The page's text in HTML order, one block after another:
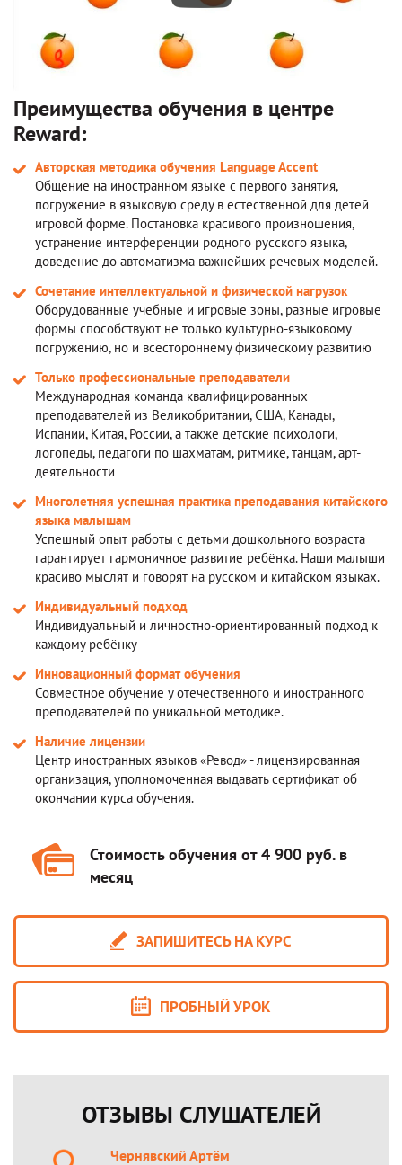
Преимущества обучения в центре
Reward:
Авторская методика обучения Language Accent
Общение на иностранном языке с первого занятия,
погружение в языковую среду в естественной для детей
игровой форме. Постановка красивого произношения,
устранение интерференции родного русского языка,
доведение до автоматизма важнейших речевых моделей.
Сочетание интеллектуальной и физической нагрузок
Оборудованные учебные и игровые зоны, разные игровые
формы способствуют не только культурно-языковому
погружению, но и всестороннему физическому развитию
Только профессиональные преподаватели
Международная команда квалифицированных
преподавателей из Великобритании, США, Канады,
Испании, Китая, России, а также детские психологи,
логопеды, педагоги по шахматам, ритмике, танцам, арт-
деятельности
Многолетняя успешная практика преподавания китайского
языка малышам
Успешный опыт работы с детьми дошкольного возраста
гарантирует гармоничное развитие ребёнка. Наши малыши
красиво мыслят и говорят на русском и китайском языках.
Индивидуальный подход
Индивидуальный и личностно-ориентированный подход к
каждому ребёнку
Инновационный формат обучения
Совместное обучение у отечественного и иностранного
преподавателей по уникальной методике.
Наличие лицензии
Центр иностранных языков «Ревод» - лицензированная
организация, уполномоченная выдавать сертификат об
окончании курса обучения.
Стоимость обучения от 4 900 руб. в
месяц
ЗАПИШИТЕСЬ НА КУРС
ПРОБНЫЙ УРОК
ОТЗЫВЫ СЛУШАТЕЛЕЙ
Чернявский Артём